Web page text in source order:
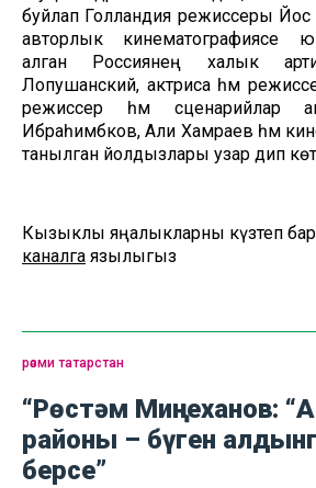
буйлап Голландия режиссеры Йос
авторлык кинематографиясе
алган Россиянең халык
Лопушанский, актриса һәм
режиссер һәм сценарийлар
Ибраһимбәков, Али Хамраев һәм
танылган йолдызлары узар дип
Кызыклы яңалыкларны күзәтеп
каналга язылыгыз
рәсми татарстан
“Рөстәм Миңнеханов:
районы – бүген
берсе”